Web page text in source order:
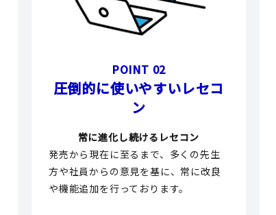
POINT 02
圧倒的に使いやすいレセコ
ン
常に進化し続けるレセコン
発売から現在に至るまで、多くの先生
方や社員からの意見を基に、常に改良
や機能追加を行っております。